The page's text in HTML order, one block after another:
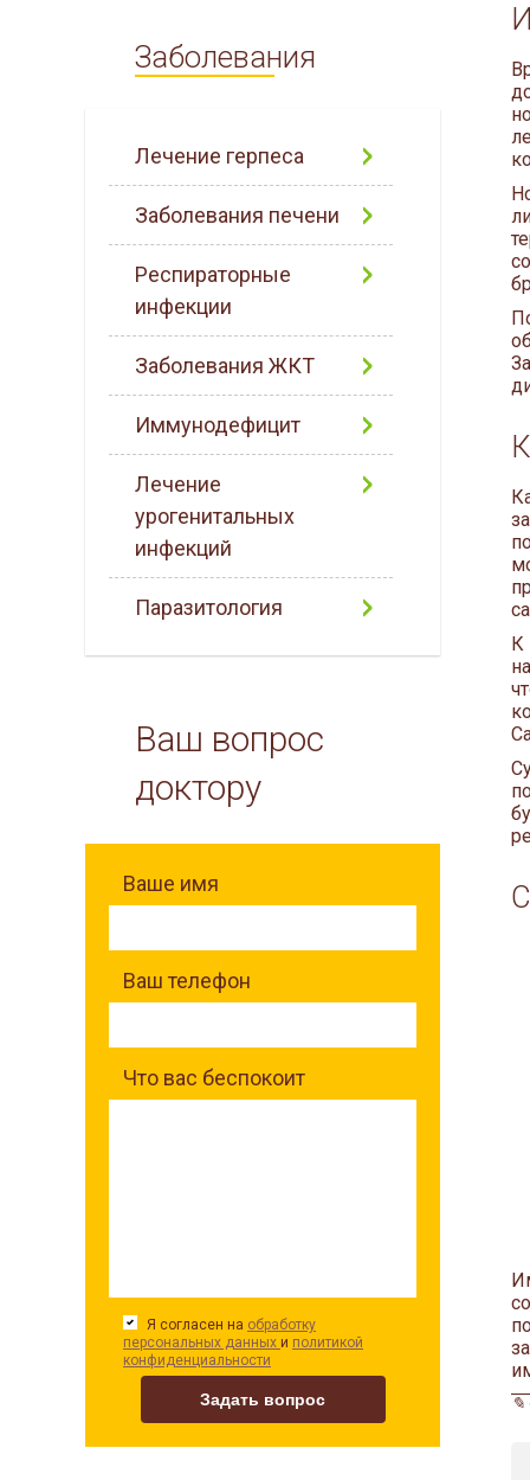
Заболевания
Лечение герпеса
Заболевания печени
Респираторные
инфекции
Заболевания ЖКТ
Иммунодефицит
Лечение
урогенитальных
инфекций
Паразитология
Ваш вопрос
доктору
Ваше имя
Ваш телефон
Что вас беспокоит
Я согласен на обработку
персональных данных и политикой
конфиденциальности
✎